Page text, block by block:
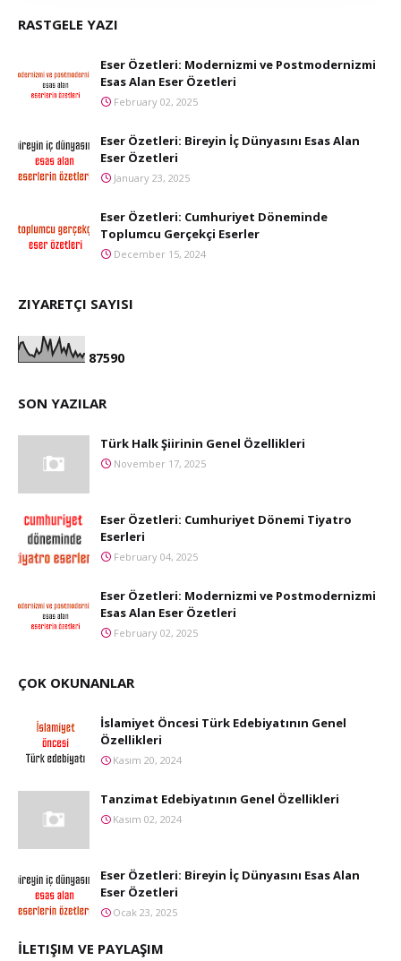
RASTGELE YAZI
Eser Özetleri: Modernizmi ve Postmodernizmi
Esas Alan Eser Özetleri
February 02, 2025
Eser Özetleri: Bireyin İç Dünyasını Esas Alan
Eser Özetleri
January 23, 2025
Eser Özetleri: Cumhuriyet Döneminde
Toplumcu Gerçekçi Eserler
December 15, 2024
ZIYARETÇI SAYISI
87590
SON YAZILAR
Türk Halk Şiirinin Genel Özellikleri
November 17, 2025
Eser Özetleri: Cumhuriyet Dönemi Tiyatro
Eserleri
February 04, 2025
Eser Özetleri: Modernizmi ve Postmodernizmi
Esas Alan Eser Özetleri
February 02, 2025
ÇOK OKUNANLAR
İslamiyet Öncesi Türk Edebiyatının Genel
Özellikleri
Kasım 20, 2024
Tanzimat Edebiyatının Genel Özellikleri
Kasım 02, 2024
Eser Özetleri: Bireyin İç Dünyasını Esas Alan
Eser Özetleri
Ocak 23, 2025
İLETIŞIM VE PAYLAŞIM